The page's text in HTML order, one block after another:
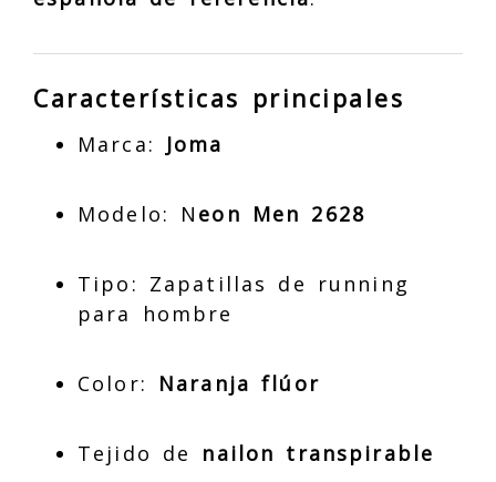
Características principales
Marca: Joma
Modelo: N eon Men 2628
Tipo: Zapatillas de running
para hombre
Color: Naranja flúor
Tejido de nailon transpirable